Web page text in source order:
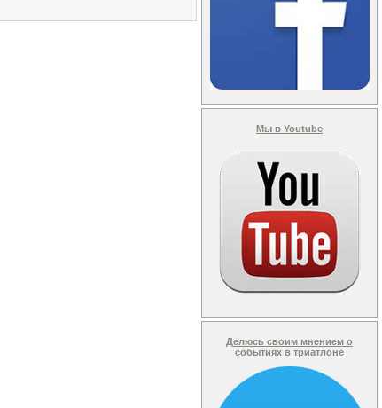
Мы в Youtube
Делюсь своим мнением о
событиях в триатлоне